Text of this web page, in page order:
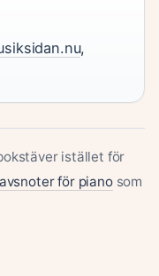
,
istället för
för pianosom